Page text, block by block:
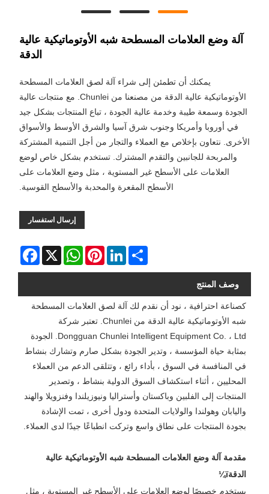
آلة وضع العلامات المسطحة شبه الأوتوماتيكية عالية
الدقة
يمكنك أن تطمئن إلى شراء آلة لصق العلامات المسطحة
الأوتوماتيكية عالية الدقة من مصنعنا من Chunlei. مع منتجات عالية
الجودة وسمعة طيبة وخدمة عالية الجودة ، تباع المنتجات بشكل جيد
في أوروبا وأمريكا وجنوب شرق آسيا والشرق الأوسط والأسواق
الأخرى. نتعاون بإخلاص مع العملاء والتجار من أجل التنمية المشتركة
والمربحة للجانبين والتقدم المشترك. تستخدم بشكل خاص لوضع
العلامات على الأسطح غير المستوية ، مثل وضع العلامات على
الأسطح المقعرة والمحدبة والأسطح القوسية.
إرسال استفسار
Facebook X
WhatsAppPinterestLinkedInShare
وصف المنتج
كصناعة احترافية ، نود أن نقدم لك آلة لصق العلامات المسطحة
شبه الأوتوماتيكية عالية الدقة من Chunlei. تعتبر شركة
Dongguan Chunlei Intelligent Equipment Co. ، Ltd. الجودة
بمثابة حياة المؤسسة ، وتدير الجودة بشكل صارم وتشارك بنشاط
في المنافسة في السوق ، بأداء رائع ، وتتلقى الدعم من العملاء
المحليين ، أثناء استكشاف السوق الدولية بنشاط ، وتصدير
المنتجات إلى الفلبين وباكستان وأستراليا ونيوزيلندا وفنزويلا والهند
واليابان وهولندا والولايات المتحدة ودول أخرى ، تمت الإشادة
بجودة المنتجات على نطاق واسع وتركت انطباعًا جيدًا لدى العملاء.
مقدمة آلة وضع العلامات المسطحة شبه الأوتوماتيكية عالية
الدقةï¼
يستخدم خصيصًا لوضع العلامات على الأسطح غير المستوية ، مثل